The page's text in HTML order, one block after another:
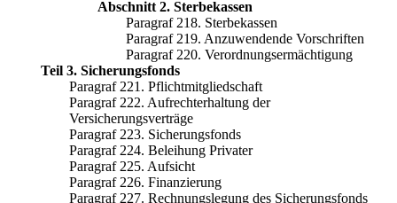
Abschnitt 2. Sterbekassen
Paragraf 218. Sterbekassen
Paragraf 219. Anzuwendende Vorschriften
Paragraf 220. Verordnungsermächtigung
Teil 3. Sicherungsfonds
Paragraf 221. Pflichtmitgliedschaft
Paragraf 222. Aufrechterhaltung der
Versicherungsverträge
Paragraf 223. Sicherungsfonds
Paragraf 224. Beleihung Privater
Paragraf 225. Aufsicht
Paragraf 226. Finanzierung
Paragraf 227. Rechnungslegung des Sicherungsfonds